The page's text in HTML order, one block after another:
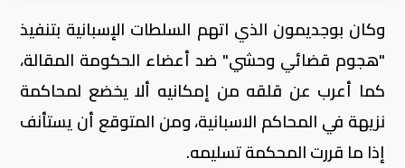
وكان بوجديمون الذي اتهم السلطات الإسبانية بتنفيذ
"هجوم قضائي وحشي" ضد أعضاء الحكومة المقالة،
كما أعرب عن قلقه من إمكانيه ألا يخضع لمحاكمة
نزيهة في المحاكم الاسبانية، ومن المتوقع أن يستأنف
إذا ما قررت المحكمة تسليمه.